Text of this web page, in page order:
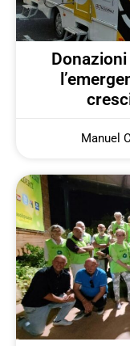
Manuel